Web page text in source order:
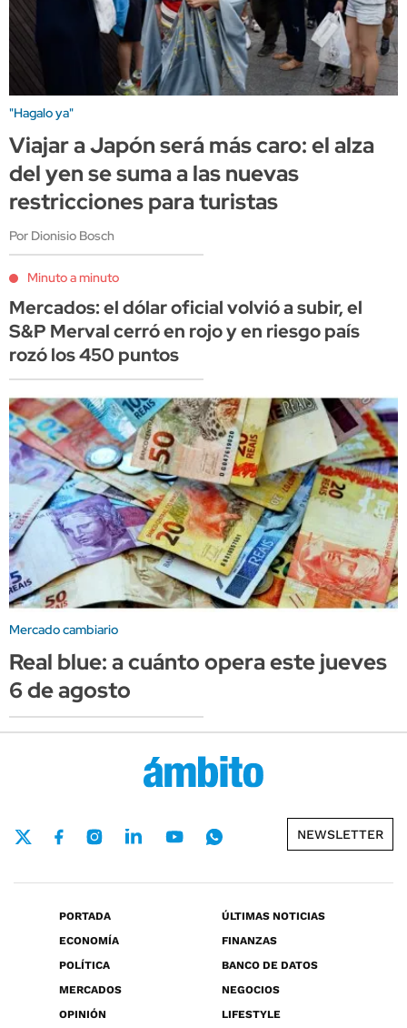
"Hagalo ya"
Viajar a Japón será más caro: el alza
del yen se suma a las nuevas
restricciones para turistas
Por Dionisio Bosch
Minuto a minuto
Mercados: el dólar oficial volvió a subir, el
S&P Merval cerró en rojo y en riesgo país
rozó los 450 puntos
Mercado cambiario
Real blue: a cuánto opera este jueves
6 de agosto
NEWSLETTER
PORTADA
ÚLTIMAS NOTICIAS
ECONOMÍA
FINANZAS
POLÍTICA
BANCO DE DATOS
MERCADOS
NEGOCIOS
OPINIÓN
LIFESTYLE